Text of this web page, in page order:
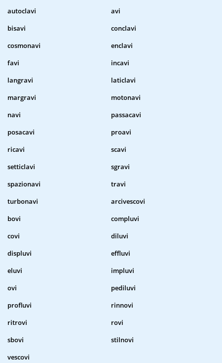
autoclavi
avi
bisavi
conclavi
cosmonavi
enclavi
favi
incavi
langravi
laticlavi
margravi
motonavi
navi
passacavi
posacavi
proavi
ricavi
scavi
setticlavi
sgravi
spazionavi
travi
turbonavi
arcivescovi
bovi
compluvi
covi
diluvi
displuvi
effluvi
eluvi
impluvi
ovi
pediluvi
profluvi
rinnovi
ritrovi
rovi
sbovi
stilnovi
vescovi